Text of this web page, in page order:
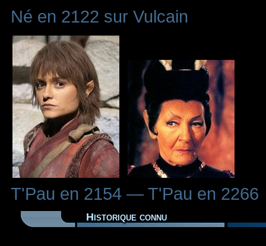
Né en 2122 sur Vulcain
T'Pau en 2154 — T'Pau en 2266
Historique connu